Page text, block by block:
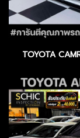
TOYOTA